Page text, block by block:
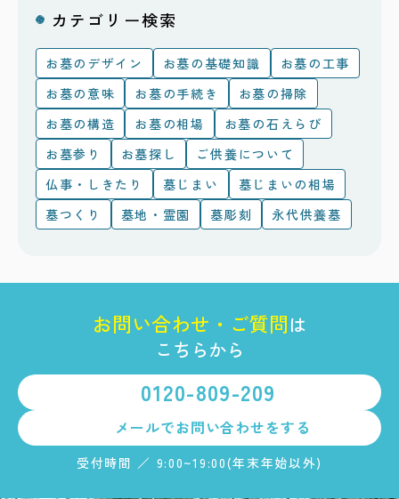
カテゴリー検索
お墓のデザイン お墓の基礎知識
お墓の工事
お墓の意味
お墓の手続き
お墓の掃除
お墓の構造
お墓の相場
お墓の石えらび
お墓参り
お墓探し
ご供養について
仏事・しきたり
墓じまい
墓じまいの相場
墓つくり
墓地・霊園 墓彫刻 永代供養墓
お問い合わせ ・ ご質問は
こちらから
0120-809-209
メールでお問い合わせをする
受付時間 ／ 9:00~19:00(年末年始以外)